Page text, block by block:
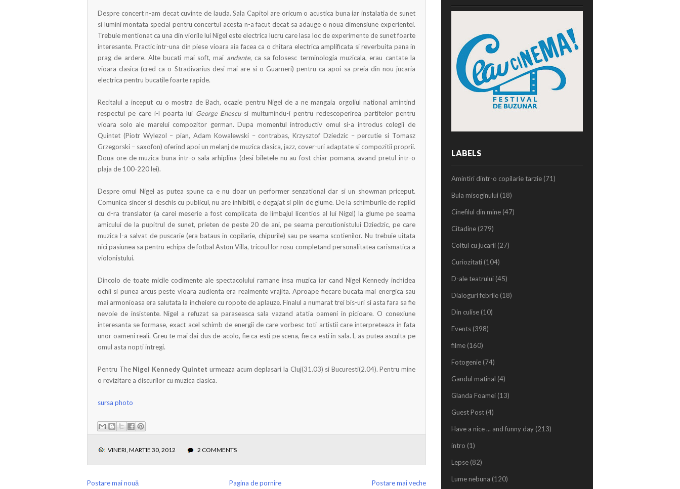
Despre concert n-am decat cuvinte de lauda. Sala Capitol are oricum o acustica buna iar instalatia de sunet
si lumini montata special pentru concertul acesta n-a facut decat sa adauge o noua dimensiune experientei.
Trebuie mentionat ca una din viorile lui Nigel este electrica lucru care lasa loc de experimente de sunet foarte
interesante. Practic intr-una din piese vioara aia facea ca o chitara electrica amplificata si reverbuita pana in
prag de ardere. Alte bucati mai soft, mai andante, ca sa folosesc terminologia muzicala, erau cantate la
vioara clasica (cred ca o Stradivarius desi mai are si o Guarneri) pentru ca apoi sa preia din nou jucaria
electrica pentru bucatile foarte rapide.
Recitalul a inceput cu o mostra de Bach, ocazie pentru Nigel de a ne mangaia orgoliul national amintind
respectul pe care i-l poarta lui George Enescusi multumindu-i pentru redescoperirea partitelor pentru
vioara solo ale marelui compozitor german. Dupa momentul introductiv omul si-a introdus colegii de
Quintet (Piotr Wylezol – pian, Adam Kowalewski – contrabas, Krzysztof Dziedzic – percutie si Tomasz
Grzegorski – saxofon) oferind apoi un melanj de muzica clasica, jazz, cover-uri adaptate si compozitii proprii.
Doua ore de muzica buna intr-o sala arhiplina (desi biletele nu au fost chiar pomana, avand pretul intr-o
plaja de 100-220 lei).
Despre omul Nigel as putea spune ca e nu doar un performer senzational dar si un showman priceput.
Comunica sincer si deschis cu publicul, nu are inhibitii, e degajat si plin de glume. De la schimburile de replici
cu d-ra translator (a carei meserie a fost complicata de limbajul licentios al lui Nigel) la glume pe seama
amicului de la pupitrul de sunet, prieten de peste 20 de ani, pe seama percutionistului Dziedzic, pe care
muzica l-a salvat de puscarie (era bataus in copilarie, chipurile) sau pe seama scotienilor. Nu trebuie uitata
nici pasiunea sa pentru echipa de fotbal Aston Villa, tricoul lor rosu completand personalitatea carismatica a
violonistului.
Dincolo de toate micile codimente ale spectacolului ramane insa muzica iar cand Nigel Kennedy inchidea
ochii si punea arcus peste vioara audienta era realmente vrajita. Aproape fiecare bucata mai energica sau
mai armonioasa era salutata la incheiere cu ropote de aplauze. Finalul a numarat trei bis-uri si asta fara sa fie
nevoie de insistente. Nigel a refuzat sa paraseasca sala vazand atatia oameni in picioare. O conexiune
interesanta se formase, exact acel schimb de energii de care vorbesc toti artistii care interpreteaza in fata
unor oameni reali. Greu te mai dai dus de-acolo, fie ca esti pe scena, fie ca esti in sala. L-as putea asculta pe
omul asta nopti intregi.
Pentru The Nigel Kennedy Quintet urmeaza acum deplasari la Cluj(31.03) si Bucuresti(2.04). Pentru mine
o revizitare a discurilor cu muzica clasica.
sursa photo
VINERI, MARTIE 30, 2012 2 COMMENTS
Postare mai nouă Postare mai veche
Pagina de pornire
LABELS
Amintiri dintr-o copilarie tarzie (71)
Bula misoginului (18)
Cinefilul din mine (47)
Citadine (279)
Coltul cu jucarii (27)
Curiozitati (104)
D-ale teatrului (45)
Dialoguri febrile (18)
Din culise (10)
Events (398)
filme (160)
Fotogenie (74)
Gandul matinal (4)
Glanda Foamei (13)
Guest Post (4)
Have a nice ... and funny day (213)
intro (1)
Lepse (82)
Lume nebuna (120)